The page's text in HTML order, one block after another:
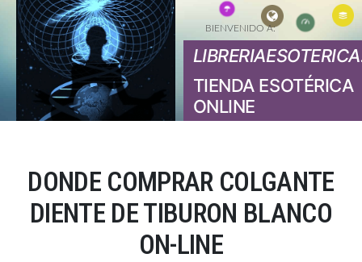
TIENDA ESOTÉRICA
ONLINE
BIENVENIDO A:
DONDE COMPRAR COLGANTE
DIENTE DE TIBURON BLANCO
ON-LINE